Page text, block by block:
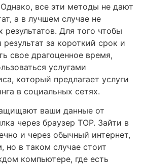
Однако, все эти методы не дают
а в лучшем случае не
Для того чтобы
за короткий срок и
свое драгоценное время,
услугами
который предлагает услуги
в социальных сетях.
ваши данные от
через браузер ТОР. Зайти в
и через обычный интернет,
но в таком случае стоит
компьютере, где есть